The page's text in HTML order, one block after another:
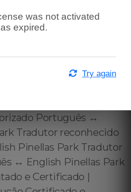
was not activated
expired.
Try again